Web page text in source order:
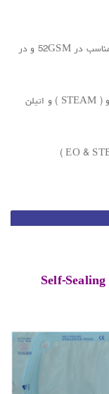
استفاده از فیلم بسیار مناسب در 52GSM و در
قابلیت استریل با اتوکلاو ( STEAM ) و اتیلن
Self-Sealing